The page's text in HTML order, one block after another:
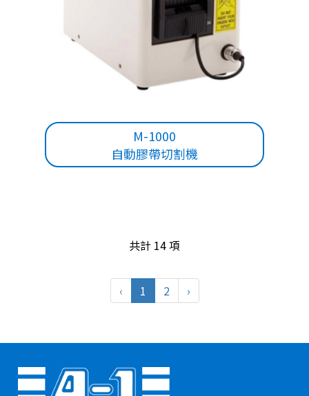
M-1000
自動膠帶切割機
共計 14 項
‹ 1 2 ›